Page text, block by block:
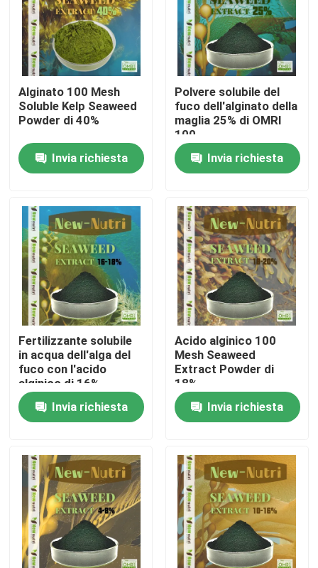
Casa
Contatti
Prodotti
Fertilizzante organico di acido umico
Fertilizzante organico dell'aminoacido
Fertilizzante organico dell'azoto
Fertilizzante dell'umato del potassio
Fertilizzante della polvere dell'estratto dell'alga
Polvere acida fulvica
Alginato 100 Mesh
Soluble Kelp Seaweed
Powder di 40%
Invia richiesta
Polvere solubile del
fuco dell'alginato della
maglia 25% di OMRI
100
Invia richiesta
Fertilizzante solubile
in acqua dell'alga del
fuco con l'acido
alginico di 16%
Invia richiesta
Acido alginico 100
Mesh Seaweed
Extract Powder di
18%
Invia richiesta